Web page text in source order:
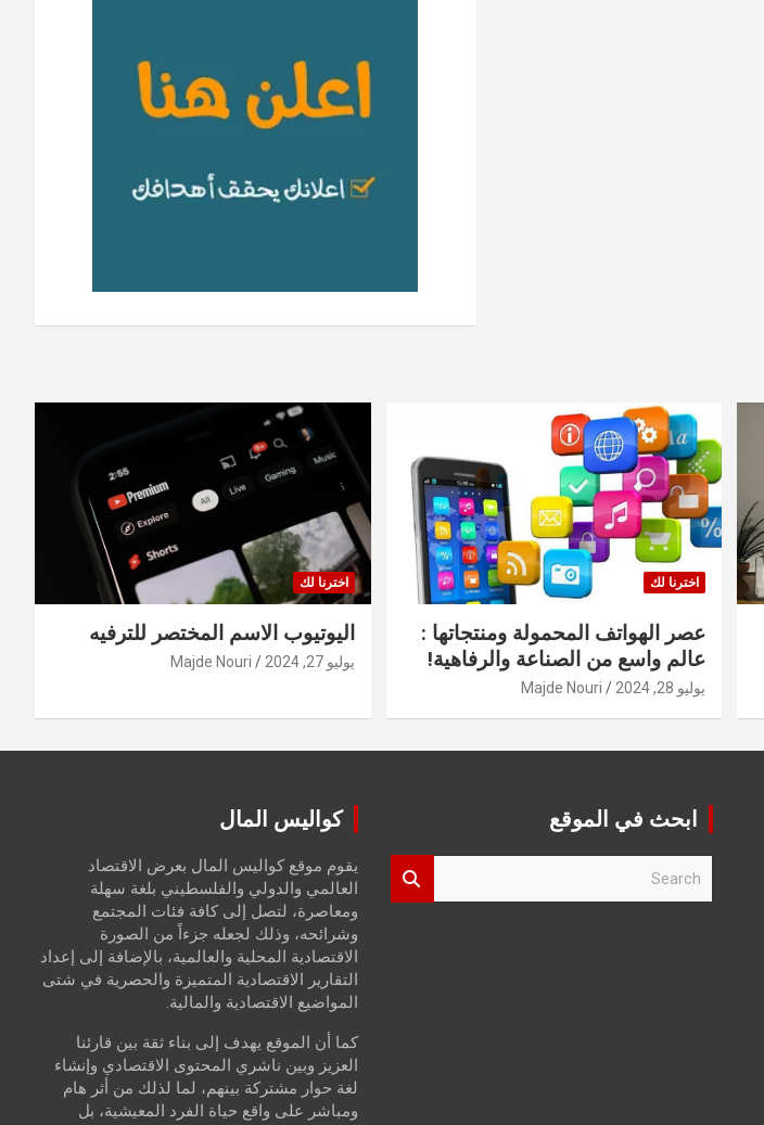
اخترنا لك
عصر الهواتف المحمولة ومنتجاتها :
عالم واسع من الصناعة والرفاهية!
يوليو 28, 2024 Majde Nouri
اخترنا لك
اليوتيوب الاسم المختصر للترفيه
يوليو 27, 2024 Majde Nouri
ابحث في الموقع كواليس المال
يقوم موقع كواليس المال بعرض الاقتصاد
العالمي والدولي والفلسطيني بلغة سهلة
ومعاصرة، لتصل إلى كافة فئات المجتمع
وشرائحه، وذلك لجعله جزءاً من الصورة
الاقتصادية المحلية والعالمية، بالإضافة إلى إعداد
التقارير الاقتصادية المتميزة والحصرية في شتى
المواضيع الاقتصادية والمالية.
كما أن الموقع يهدف إلى بناء ثقة بين قارئنا
العزيز وبين ناشري المحتوى الاقتصادي وإنشاء
لغة حوار مشتركة بينهم، لما لذلك من أثر هام
ومباشر على واقع حياة الفرد المعيشية، بل